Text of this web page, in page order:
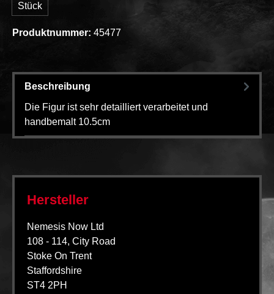
Stück
Produktnummer: 45477
Beschreibung
Die Figur ist sehr detailliert verarbeitet und
handbemalt 10.5cm
Hersteller
Nemesis Now Ltd
108 - 114, City Road
Stoke On Trent
Staffordshire
ST4 2PH